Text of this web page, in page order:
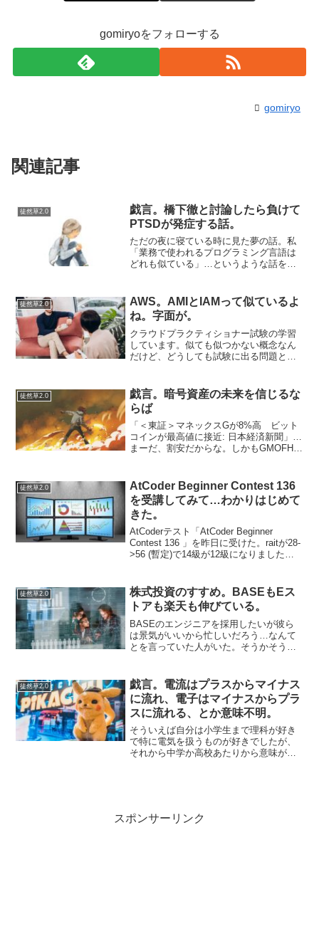
gomiryoをフォローする
gomiryo
関連記事
徒然草2.0
戯言。橋下徹と討論したら負けて
PTSDが発症する話。
ただの夜に寝ている時に見た夢の話。私
「業務で使われるプログラミング言語は
どれも似ている」…というような話をな
ら、１つプログラミング言語を覚えれば
複数の言語を理解するのは容...
徒然草2.0
AWS。AMIとIAMって似ているよ
ね。字面が。
クラウドプラクティショナー試験の学習
しています。似ても似つかない概念なん
だけど、どうしても試験に出る問題と回
す。実務で使っている人には似ても似つ
かないけど、IAMとAMI...
徒然草2.0
戯言。暗号資産の未来を信じるな
らば
「＜東証＞マネックスGが8%高 ビット
コインが最高値に接近: 日本経済新聞」…
まーだ、割安だからな。しかもGMOFHも
を下げないといけないがJQSから東証一
部へ...
徒然草2.0
AtCoder Beginner Contest 136
を受講してみて…わかりはじめて
きた。
AtCoderテスト「AtCoder Beginner
Contest 136 」を昨日に受けた。raitが28-
>56 (暫定)で14級が12級になりました…
徒然草2.0
株式投資のすすめ。BASEもEス
トアも楽天も伸びている。
BASEのエンジニアを採用したいが彼ら
は景気がいいから忙しいだろう…なんて
とを言っていた人がいた。そうかそう
ない。老舗のショッピング機能サイトを
提供するEストアも売上を...
徒然草2.0
戯言。電流はプラスからマイナス
に流れ、電子はマイナスからプラ
スに流れる、とか意味不明。
そういえば自分は小学生まで理科が好き
で特に電気を扱うものが好きでしたが、
それから中学か高校あたりから意味がわ
スポンサーリンク